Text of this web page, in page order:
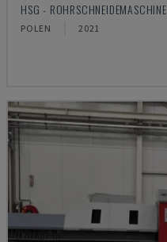
HSG - ROHRSCHNEIDEMASCHINE
POLEN 2021